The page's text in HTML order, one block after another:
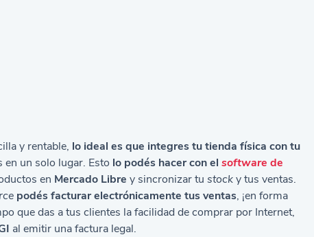
y rentable, lo ideal es que integres tu tienda física con tu
en un solo lugar. Esto lo podés hacer con elsoftware de
en Mercado Libre y sincronizar tustocky tus ventas.
podés facturar electrónicamente tus ventas, ¡en forma
que das a tus clientes la facilidad de comprar por Internet,
al emitir una factura legal.